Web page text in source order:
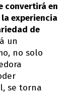
convertirá en
experiencia
de
un
no solo
se torna